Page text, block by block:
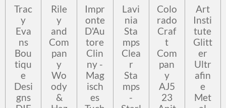
Trac
y
Eva
ns
Bou
tiqu
e
Desi
gns
Rile
y
and
Com
pan
y
Wo
ody
&
Impr
onte
D'Au
tore
Clin
ny -
Mag
isch
es
Lavi
nia
Sta
mps
Clea
r
Sta
mps
-
Colo
rado
Craf
t
Com
pan
y
AJ5
23
Art
Insti
tute
Glitt
er
Ultr
afin
e
Met